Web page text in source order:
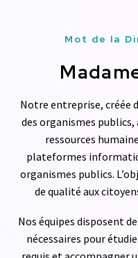
Mot de la
Notre entreprise, créée
des organismes
ressources
plateformes
organismes publics.
de qualité aux
Nos équipes disposent
nécessaires pour